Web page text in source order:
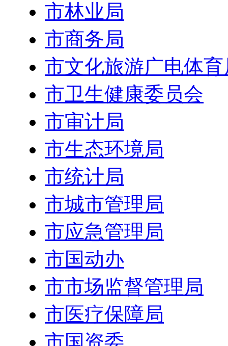
市林业局
市商务局
市文化旅游广电体育
市卫生健康委员会
市审计局
市生态环境局
市统计局
市城市管理局
市应急管理局
市国动办
市市场监督管理局
市医疗保障局